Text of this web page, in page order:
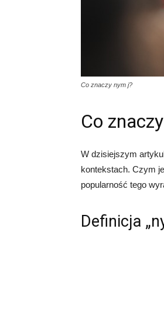
Co znaczy nym j?
Co
W dzisiejszym
kontekstach. Czym
popularność tego
Definicja